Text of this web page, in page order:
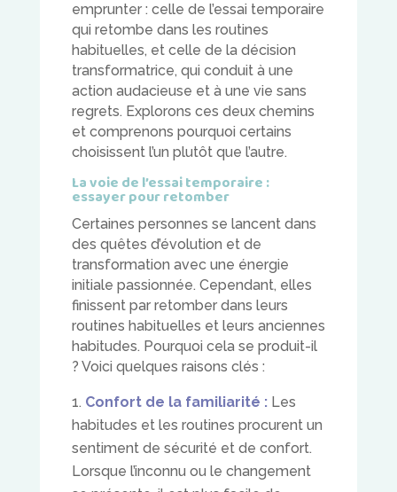
emprunter : celle de l’essai temporaire
qui retombe dans les routines
habituelles, et celle de la décision
transformatrice, qui conduit à une
action audacieuse et à une vie sans
regrets. Explorons ces deux chemins
et comprenons pourquoi certains
choisissent l’un plutôt que l’autre.
La voie de l’essai temporaire :
essayer pour retomber
Certaines personnes se lancent dans
des quêtes d’évolution et de
transformation avec une énergie
initiale passionnée. Cependant, elles
finissent par retomber dans leurs
routines habituelles et leurs anciennes
habitudes. Pourquoi cela se produit-il
? Voici quelques raisons clés :
Confort de la familiarité :Les
habitudes et les routines procurent un
sentiment de sécurité et de confort.
Lorsque l’inconnu ou le changement